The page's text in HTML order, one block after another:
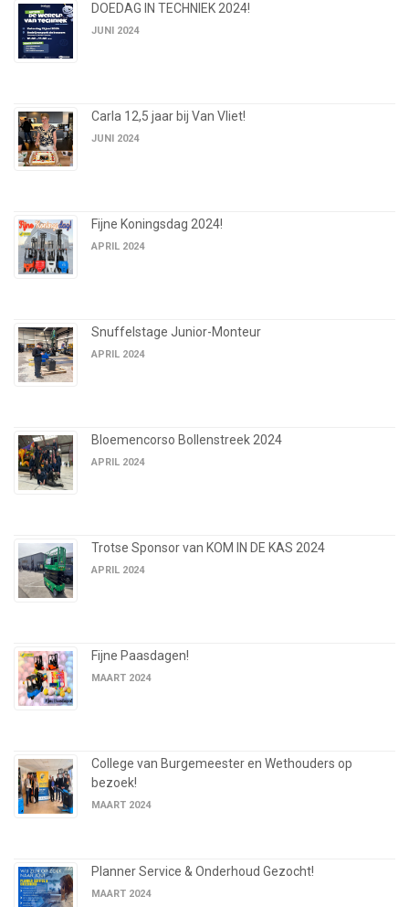
DOEDAG IN TECHNIEK 2024!
JUNI 2024
Carla 12,5 jaar bij Van Vliet!
JUNI 2024
Fijne Koningsdag 2024!
APRIL 2024
Snuffelstage Junior-Monteur
APRIL 2024
Bloemencorso Bollenstreek 2024
APRIL 2024
Trotse Sponsor van KOM IN DE KAS 2024
APRIL 2024
Fijne Paasdagen!
MAART 2024
College van Burgemeester en Wethouders op
bezoek!
MAART 2024
Planner Service & Onderhoud Gezocht!
MAART 2024